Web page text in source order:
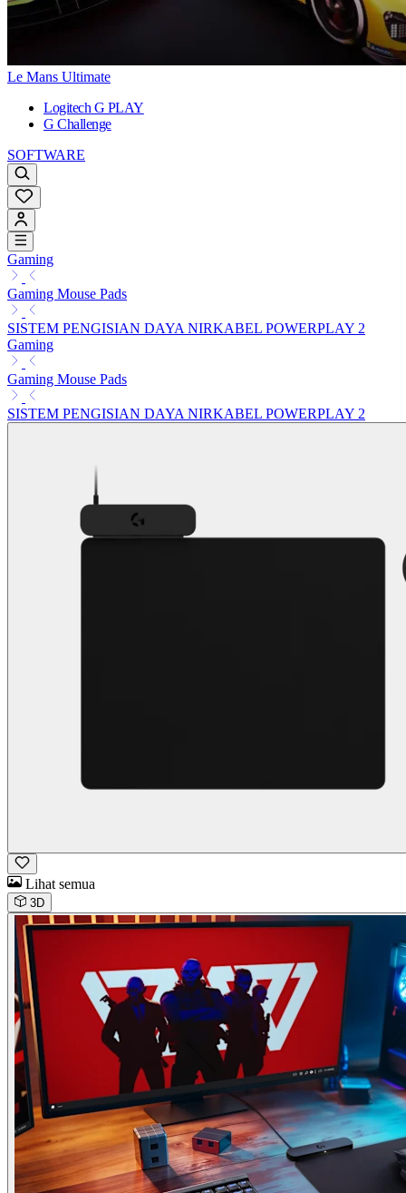
Le Mans Ultimate
Logitech G PLAY
G Challenge
SOFTWARE
Gaming
Gaming Mouse Pads
SISTEM PENGISIAN DAYA NIRKABEL POWERPLAY 2
Gaming
Gaming Mouse Pads
SISTEM PENGISIAN DAYA NIRKABEL POWERPLAY 2
Lihat semua
3D